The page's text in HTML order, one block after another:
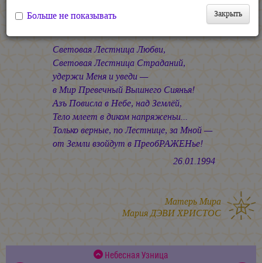
Лестница в Небо
Световая Лестница Любви,
Световая Лестница Страданий,
удержи Меня и уведи —
в Мир Превечный Вышнего Сиянья!
Азъ Повисла в Небе, над Землёй,
Тело млеет в диком напряженьи...
Только верные, по Лестнице, за Мной —
от Земли взойдут в ПреобРАЖЕНье!
26.01.1994
Матерь Мира
Мария ДЭВИ ХРИСТОС
Небесная Узница
Закрыть
Больше не показывать